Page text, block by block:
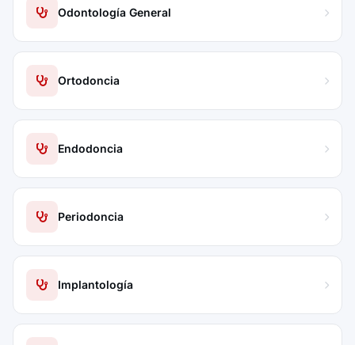
Odontología General
Ortodoncia
Endodoncia
Periodoncia
Implantología